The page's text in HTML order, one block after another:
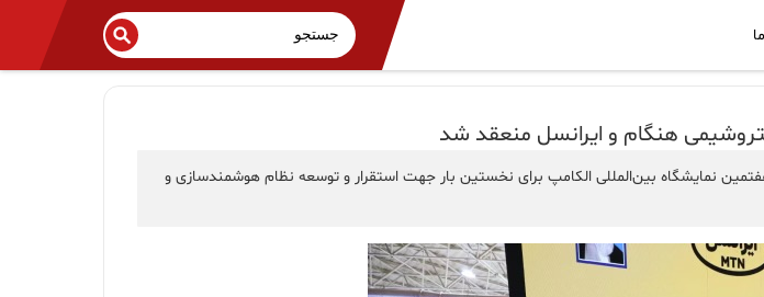
هنگام و ایرانسل منعقد شد
نمایشگاه بین‌المللی الکامپ برای نخستین بار جهت استقرار و توسعه نظام هوشمندسازی و